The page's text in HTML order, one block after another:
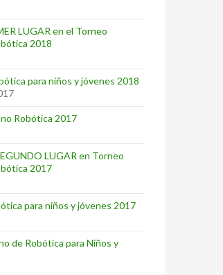
LUGAR en el Torneo
2018
para niños y jóvenes 2018
Robótica 2017
LUGAR en Torneo
2017
para niños y jóvenes 2017
de Robótica para Niños y